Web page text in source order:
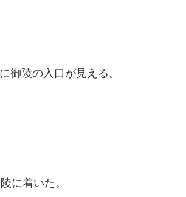
御陵の入口が見える。
に着いた。